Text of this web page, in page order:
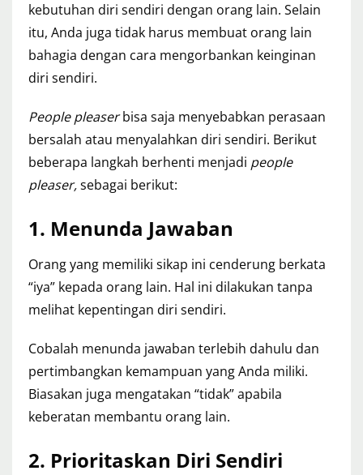
kebutuhan diri sendiri dengan orang lain. Selain
itu, Anda juga tidak harus membuat orang lain
bahagia dengan cara mengorbankan keinginan
diri sendiri.
People pleaserbisa saja menyebabkan perasaan
bersalah atau menyalahkan diri sendiri. Berikut
beberapa langkah berhenti menjadi people
pleaser,sebagai berikut:
1. Menunda Jawaban
Orang yang memiliki sikap ini cenderung berkata
“iya” kepada orang lain. Hal ini dilakukan tanpa
melihat kepentingan diri sendiri.
Cobalah menunda jawaban terlebih dahulu dan
pertimbangkan kemampuan yang Anda miliki.
Biasakan juga mengatakan “tidak” apabila
keberatan membantu orang lain.
2. Prioritaskan Diri Sendiri